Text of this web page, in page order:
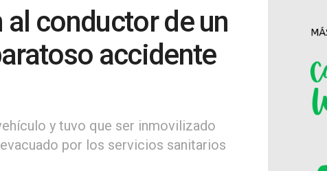
conductor de un
accidente
y tuvo que ser inmovilizado
por los servicios sanitarios